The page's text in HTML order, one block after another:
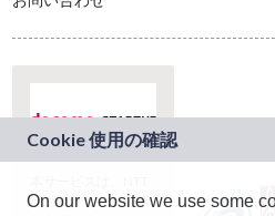
ドコモグループの新
On our website we use some